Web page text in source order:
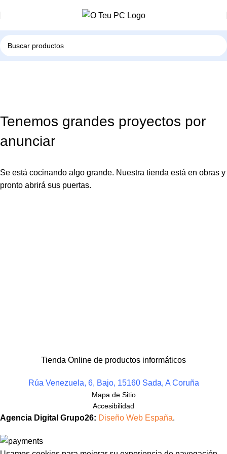
Tenemos grandes proyectos por
anunciar
Se está cocinando algo grande. Nuestra tienda está en obras y
pronto abrirá sus puertas.
Tienda Online de productos informáticos
Rúa Venezuela, 6, Bajo, 15160 Sada, A Coruña
Mapa de Sitio
Accesibilidad
Agencia Digital Grupo26: Diseño Web España.